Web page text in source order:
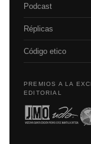
Podcast
Réplicas
Código etico
PREMIOS A LA
EDITORIAL